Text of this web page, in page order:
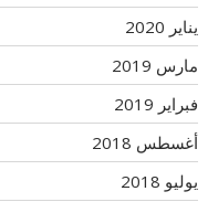
يناير 2020
مارس 2019
فبراير 2019
أغسطس 2018
يوليو 2018